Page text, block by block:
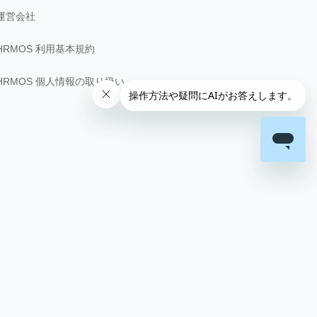
営会社
利用基本規約
個人情報の取り扱い